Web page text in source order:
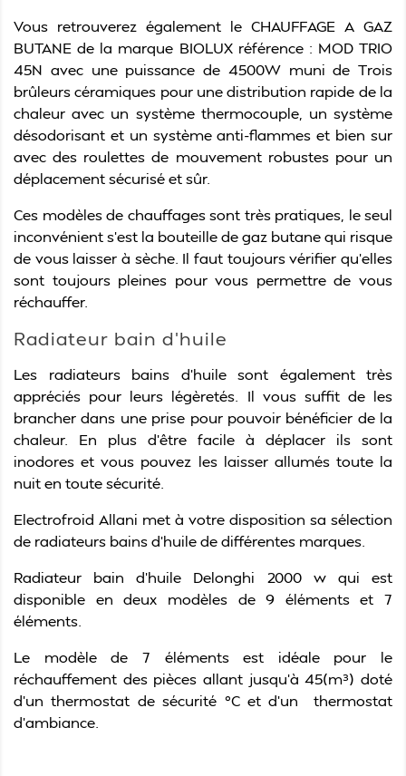
Vous retrouverez également le CHAUFFAGE A GAZ
BUTANE de la marque BIOLUX référence : MOD TRIO
45N avec une puissance de 4500W muni de Trois
brûleurs céramiques pour une distribution rapide de la
chaleur avec un système thermocouple, un système
désodorisant et un système anti-flammes et bien sur
avec des roulettes de mouvement robustes pour un
déplacement sécurisé et sûr.
Ces modèles de chauffages sont très pratiques, le seul
inconvénient s’est la bouteille de gaz butane qui risque
de vous laisser à sèche. Il faut toujours vérifier qu’elles
sont toujours pleines pour vous permettre de vous
réchauffer.
Radiateur bain d’huile
Les radiateurs bains d’huile sont également très
appréciés pour leurs légèretés. Il vous suffit de les
brancher dans une prise pour pouvoir bénéficier de la
chaleur. En plus d’être facile à déplacer ils sont
inodores et vous pouvez les laisser allumés toute la
nuit en toute sécurité.
Electrofroid Allani met à votre disposition sa sélection
de radiateurs bains d’huile de différentes marques.
Radiateur bain d'huile Delonghi 2000 wqui est
disponible en deux modèles de 9 éléments et 7
éléments.
Le modèle de 7 éléments est idéale pour le
réchauffement des pièces allant jusqu’à45(m³) doté
d’un thermostat de sécurité °C et d’un thermostat
d’ambiance.